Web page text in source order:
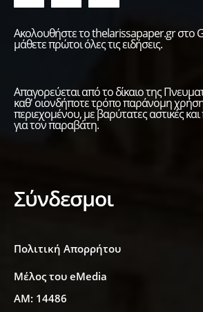
Ακολουθήστε το thelarissapaper.gr στο
μάθετε πρώτοι όλες τις ειδήσεις.
Απαγορεύεται από το δίκαιο της
καθ' οιονδήποτε τρόπο παράνομη
περιεχομένου, με βαρύτατες αστικές και
για τον παραβάτη.
Σύνδεσμοι
Πολιτική Απορρήτου
Μέλος του eMedia
ΑΜ: 14486